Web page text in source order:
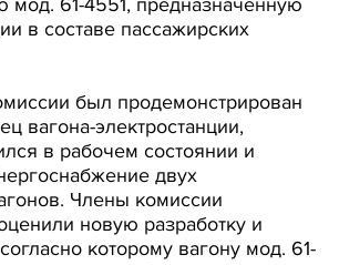
в составе пассажирских
был продемонстрирован
вагона-электростанции,
в рабочем состоянии и
двух
Члены комиссии
новую разработку и
которому вагону мод. 61-